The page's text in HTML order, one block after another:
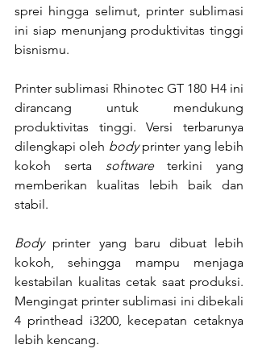
sprei hingga selimut, printer sublimasi
ini siap menunjang produktivitas tinggi
bisnismu.
Printer sublimasi Rhinotec GT 180 H4 ini
dirancang untuk mendukung
produktivitas tinggi. Versi terbarunya
dilengkapi oleh body printer yang lebih
kokoh serta software terkini yang
memberikan kualitas lebih baik dan
stabil.
Body printer yang baru dibuat lebih
kokoh, sehingga mampu menjaga
kestabilan kualitas cetak saat produksi.
Mengingat printer sublimasi ini dibekali
4 printhead i3200, kecepatan cetaknya
lebih kencang.